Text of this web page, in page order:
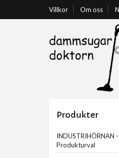
Villkor Om oss
Produkter
INDUSTRIHÖRNAN -
Produkturval